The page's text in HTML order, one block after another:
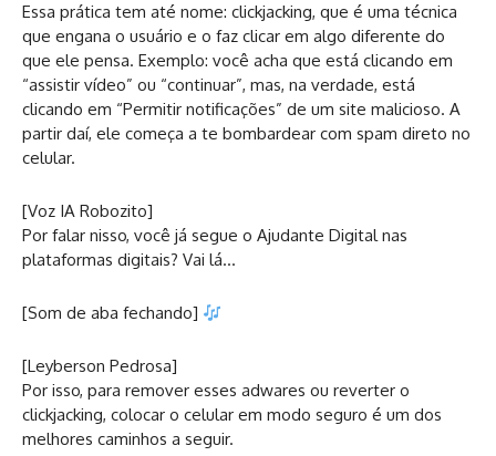
Essa prática tem até nome: clickjacking, que é uma técnica
que engana o usuário e o faz clicar em algo diferente do
que ele pensa. Exemplo: você acha que está clicando em
“assistir vídeo” ou “continuar”, mas, na verdade, está
clicando em “Permitir notificações” de um site malicioso. A
partir daí, ele começa a te bombardear com spam direto no
celular.
[Voz IA Robozito]
Por falar nisso, você já segue o Ajudante Digital nas
plataformas digitais? Vai lá…
[Som de aba fechando]
[Leyberson Pedrosa]
Por isso, para remover esses adwares ou reverter o
clickjacking, colocar o celular em modo seguro é um dos
melhores caminhos a seguir.